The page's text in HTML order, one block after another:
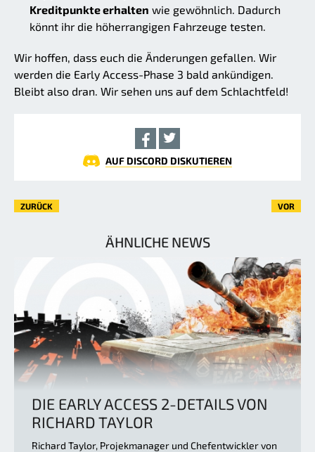
Kreditpunkte erhalten wie gewöhnlich. Dadurch
könnt ihr die höherrangigen Fahrzeuge testen.
Wir hoffen, dass euch die Änderungen gefallen. Wir
werden die Early Access-Phase 3 bald ankündigen.
Bleibt also dran. Wir sehen uns auf dem Schlachtfeld!
AUF DISCORD DISKUTIEREN
ZURÜCK VOR
ÄHNLICHE NEWS
DIE EARLY ACCESS 2-DETAILS VON
RICHARD TAYLOR
Richard Taylor, Projekmanager und Chefentwickler von